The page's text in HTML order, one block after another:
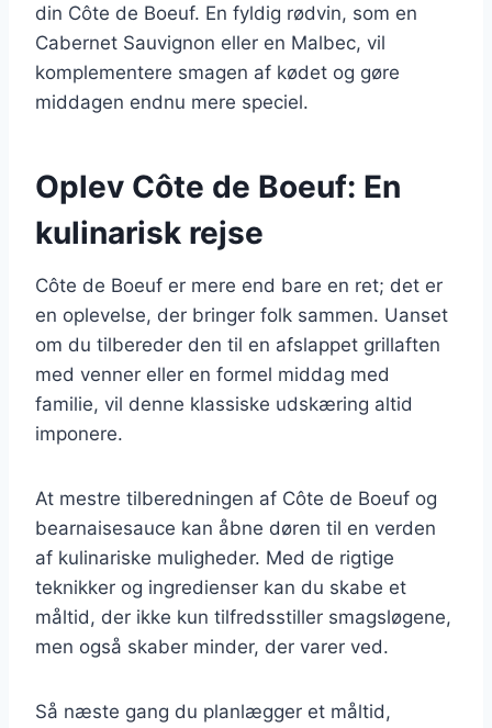
din Côte de Boeuf. En fyldig rødvin, som en
Cabernet Sauvignon eller en Malbec, vil
komplementere smagen af kødet og gøre
middagen endnu mere speciel.
Oplev Côte de Boeuf: En
kulinarisk rejse
Côte de Boeuf er mere end bare en ret; det er
en oplevelse, der bringer folk sammen. Uanset
om du tilbereder den til en afslappet grillaften
med venner eller en formel middag med
familie, vil denne klassiske udskæring altid
imponere.
At mestre tilberedningen af Côte de Boeuf og
bearnaisesauce kan åbne døren til en verden
af kulinariske muligheder. Med de rigtige
teknikker og ingredienser kan du skabe et
måltid, der ikke kun tilfredsstiller smagsløgene,
men også skaber minder, der varer ved.
Så næste gang du planlægger et måltid,